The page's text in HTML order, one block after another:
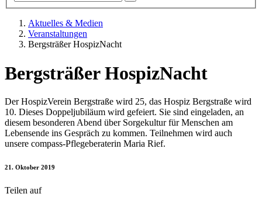
Aktuelles & Medien
Veranstaltungen
Bergsträßer HospizNacht
Bergsträßer HospizNacht
Der HospizVerein Bergstraße wird 25, das Hospiz Bergstraße wird
10. Dieses Doppeljubiläum wird gefeiert. Sie sind eingeladen, an
diesem besonderen Abend über Sorgekultur für Menschen am
Lebensende ins Gespräch zu kommen. Teilnehmen wird auch
unsere compass-Pflegeberaterin Maria Rief.
21. Oktober 2019
Teilen auf